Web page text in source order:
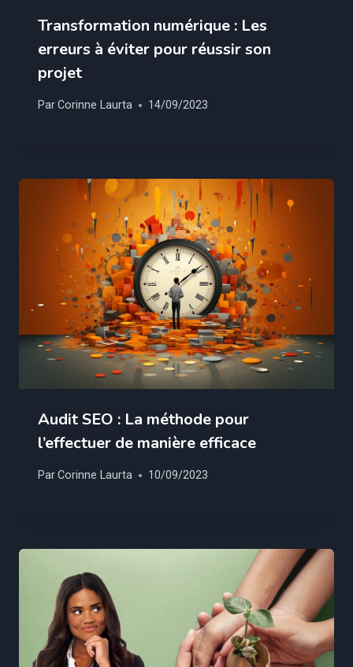
Transformation numérique : Les
erreurs à éviter pour réussir son
projet
ParCorinne Laurta 14/09/2023
Audit SEO : La méthode pour
l’effectuer de manière efficace
ParCorinne Laurta 10/09/2023